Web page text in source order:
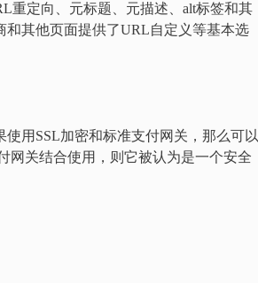
重定向、元标题、元描述、alt标签和其
和其他页面提供了URL自定义等基本选
使用SSL加密和标准支付网关，那么可以
网关结合使用，则它被认为是一个安全